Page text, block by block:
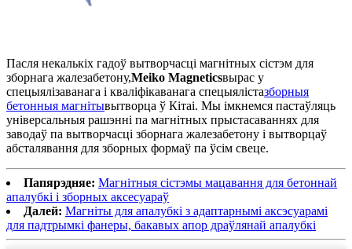
Пасля некалькіх гадоў вытворчасці магнітных сістэм для
зборнага жалезабетону,Meiko Magneticsвырас у
спецыялізаванага і кваліфікаванага спецыялістазборныя
бетонныя магнітывытворца ў Кітаі. Мы імкнемся пастаўляць
універсальныя рашэнні па магнітных прыстасаваннях для
заводаў па вытворчасці зборнага жалезабетону і вытворцаў
абсталявання для зборных формаў па ўсім свеце.
Папярэдняе: Магнітныя сістэмы мацавання для бетоннай
апалубкі і зборных аксесуараў
Далей: Магніты для апалубкі з адаптарнымі аксэсуарамі
для падтрымкі фанеры, бакавых апор драўлянай апалубкі